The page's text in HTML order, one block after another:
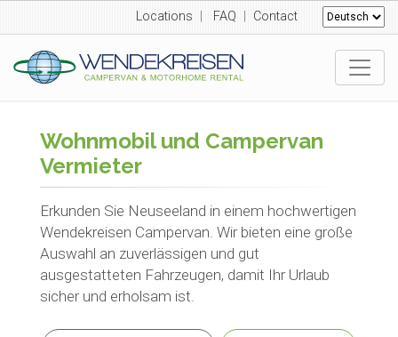
Locations FAQ Contact
Wohnmobil und Campervan
Vermieter
Erkunden Sie Neuseeland in einem hochwertigen
Wendekreisen Campervan. Wir bieten eine große
Auswahl an zuverlässigen und gut
ausgestatteten Fahrzeugen, damit Ihr Urlaub
sicher und erholsam ist.